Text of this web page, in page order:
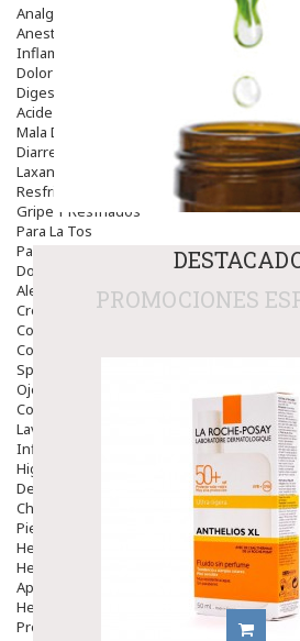
Analgésicos
Anestésicos
Inflamación Articulaciones
Dolor Muscular / Articular
Digestivo
Acidez, Gases Y Ardores
Mala Digestion
Diarrea / Estreñimiento / Vómitos
Laxantes
Resfriados
Gripe Y Resfriados
Para La Tos
Para Descongestionar La Nariz
Dolor De Garganta
Alergias Y Picaduras
Cremas
Comprimidos
Colirios
Sprays
Ojos Y Oidos
Congestión
Lavado Ojos
Inflamación Del Oido (otitis)
Higiene Oido
Deshabituación Tabaquismo
Chicles
Piel
Herpes Y Hongos
Heridas Y úlceras
Aparato Genital
Hemorroides
Protectores Y Emolientes
PROMOCIONES